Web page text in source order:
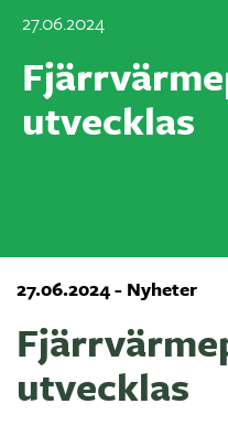
27.06.2024
utvecklas
27.06.2024 - Nyheter
utvecklas